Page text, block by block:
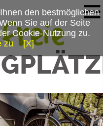
den bestmöglichen
Sie auf der Seite
Cookie-Nutzung zu.
zu
[X]